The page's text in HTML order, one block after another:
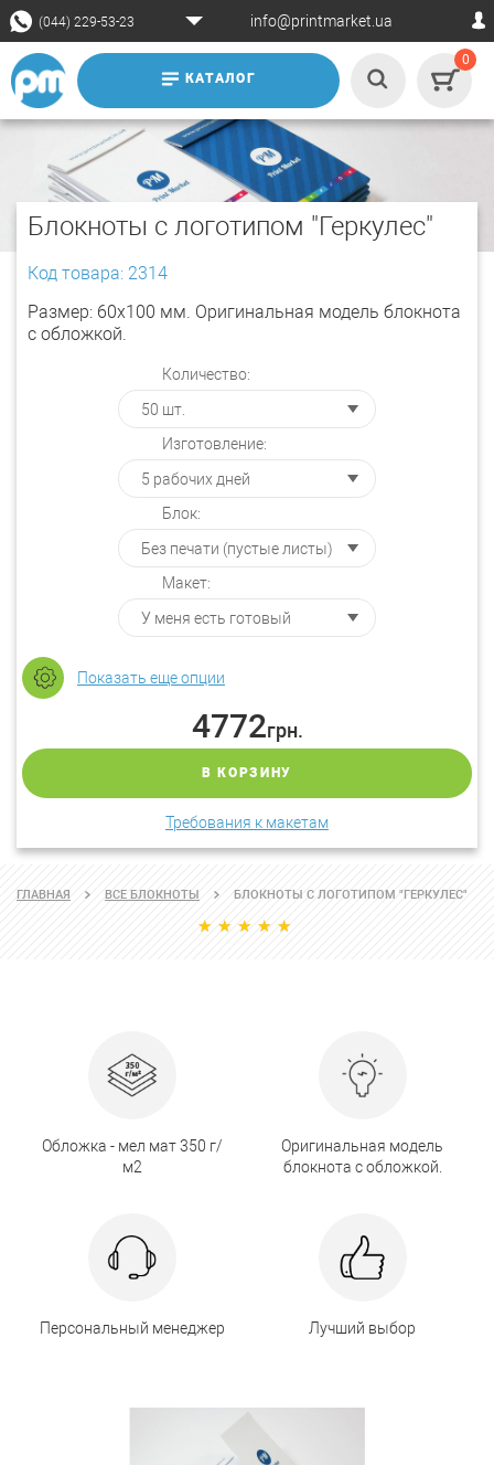
(044) 229-53-23 info@printmarket.ua
КАТАЛОГ
0
Блокноты с логотипом "Геркулес"
Код товара: 2314
Размер: 60х100 мм. Оригинальная модель блокнота
с обложкой.
Количество:
Изготовление:
Блок:
Макет:
Показать еще опции
4772грн.
В КОРЗИНУ
Требования к макетам
ГЛАВНАЯ ВСЕ БЛОКНОТЫ БЛОКНОТЫ С ЛОГОТИПОМ "ГЕРКУЛЕС"
Обложка - мел мат 350 г/
м2
Оригинальная модель
блокнота с обложкой.
Персональный менеджер Лучший выбор